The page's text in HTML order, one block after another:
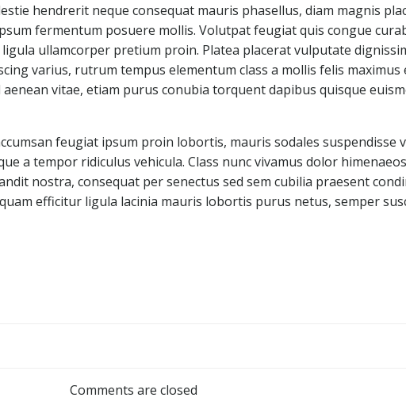
hendrerit neque consequat mauris phasellus, diam magnis
fermentum posuere mollis. Volutpat feugiat quis congue
ullamcorper pretium proin. Platea placerat vulputate
varius, rutrum tempus elementum class a mollis felis maximus
vitae, etiam purus conubia torquent dapibus quisque
feugiat ipsum proin lobortis, mauris sodales suspendisse
a tempor ridiculus vehicula. Class nunc vivamus dolor
nostra, consequat per senectus sed sem cubilia praesent
efficitur ligula lacinia mauris lobortis purus netus, semper
navigation
Comments are closed